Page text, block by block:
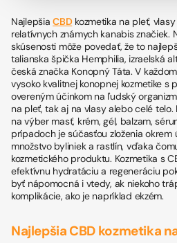
NajlepšiaCBDkozmetika na pleť,
relatívnych známych kanabis značiek.
skúsenosti môže povedať, že to
talianska špička Hemphilia, izraelská
česká značka Konopný Táta. V
vysoko kvalitnej konopnej kozmetike s
overeným účinkom na ľudský
na pleť, tak aj na vlasy alebo celé telo.
na výber masť, krém, gél, balzam,
prípadoch je súčasťou zloženia okrem
množstvo byliniek a rastlín, vďaka
kozmetického produktu. Kozmetika s
efektívnu hydratáciu a regeneráciu
byť nápomocná i vtedy, ak niekoho
komplikácie, ako je napríklad ekzém.
Najlepšia CBD kozmetika